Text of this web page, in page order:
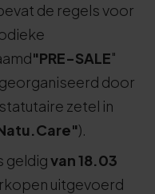
de regels voor
"PRE-SALE"
door
zetel in
).
geldigvan 18.03
uitgevoerd